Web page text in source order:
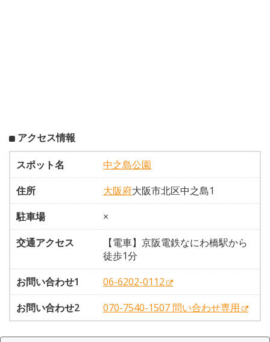
アクセス情報
スポット名
中之島公園
住所
大阪府大阪市北区中之島1
駐車場
×
交通アクセス
【電車】京阪電鉄なにわ橋駅から
徒歩1分
お問い合わせ1
06-6202-0112
お問い合わせ2
070-7540-1507 問い合わせ専用